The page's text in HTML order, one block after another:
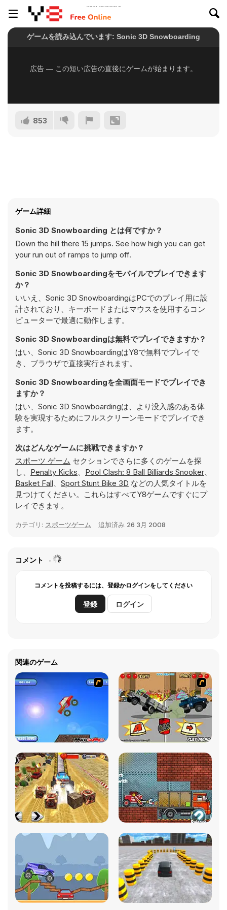
853
ゲーム詳細
Sonic 3D Snowboarding とは何ですか？
Down the hill there 15 jumps. See how high you can get
your run out of ramps to jump off.
Sonic 3D Snowboardingをモバイルでプレイできます
か？
いいえ、Sonic 3D SnowboardingはPCでのプレイ用に設
計されており、キーボードまたはマウスを使用するコン
ピューターで最適に動作します。
Sonic 3D Snowboardingは無料でプレイできますか？
はい、Sonic 3D SnowboardingはY8で無料でプレイで
き、ブラウザで直接実行されます。
Sonic 3D Snowboardingを全画面モードでプレイでき
ますか？
はい、Sonic 3D Snowboardingは、より没入感のある体
験を実現するためにフルスクリーンモードでプレイでき
ます。
次はどんなゲームに挑戦できますか？
スポーツ ゲーム セクションでさらに多くのゲームを探
し、 Penalty Kicks、 Pool Clash: 8 Ball Billiards Snooker、
Basket Fall、 Sport Stunt Bike 3D などの人気タイトルを
見つけてください。これらはすべてY8ゲームですぐにプ
レイできます。
カテゴリ: スポーツゲーム 追加済み 26 3月 2008
コメント
コメントを投稿するには、登録かログインをしてください
登録 ログイン
関連のゲーム